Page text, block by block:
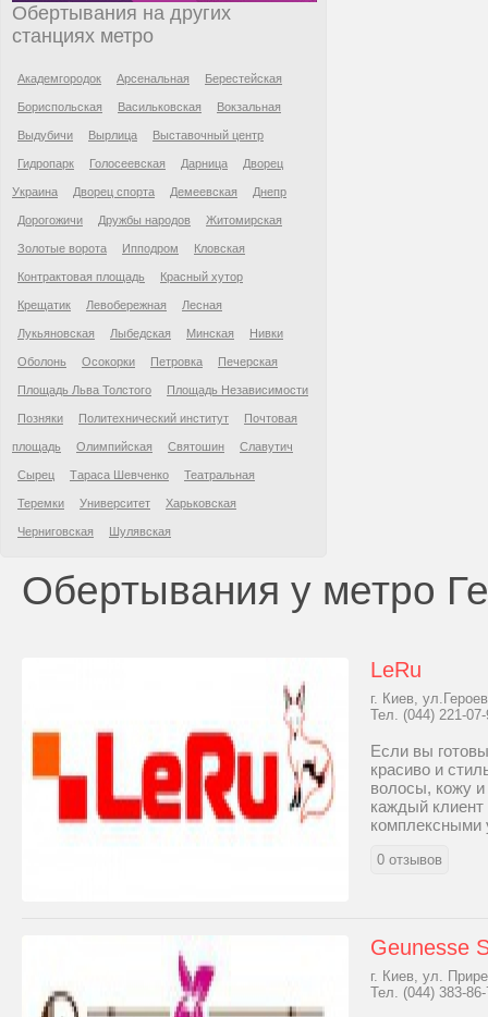
Обертывания на других
станциях метро
Академгородок Арсенальная Берестейская
Бориспольская Васильковская Вокзальная
Выдубичи Вырлица Выставочный центр
Гидропарк Голосеевская Дарница Дворец
Украина Дворец спорта Демеевская Днепр
Дорогожичи Дружбы народов Житомирская
Золотые ворота Ипподром Кловская
Контрактовая площадь Красный хутор
Крещатик Левобережная Лесная
Лукьяновская Лыбедская Минская Нивки
Оболонь Осокорки Петровка Печерская
Площадь Льва Толстого Площадь Независимости
Позняки Политехнический институт Почтовая
площадь Олимпийская Святошин Славутич
Сырец Тараса Шевченко Театральная
Теремки Университет Харьковская
Черниговская Шулявская
Обертывания у метро
LeRu
г. Киев,
Тел. (044) 221-
Если вы
красиво и
волосы, кожу и
каждый клиент
комплексными
0 отзывов
Geunesse
г. Киев, ул.
Тел. (044) 383-